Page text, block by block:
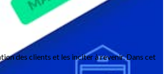
des clients et les inciter à revenir. Dans cet